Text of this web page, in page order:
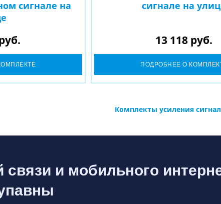
сигнале на
сигнале на
13 118 руб.
ПОДРОБНЕЕ О
Комплекты усиления
связи и мобильного